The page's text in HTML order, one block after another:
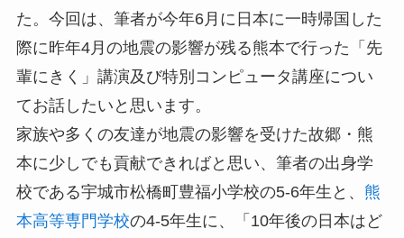
た。今回は、筆者が今年6月に日本に一時帰国した
際に昨年4月の地震の影響が残る熊本で行った「先
輩にきく」講演及び特別コンピュータ講座につい
てお話したいと思います。
家族や多くの友達が地震の影響を受けた故郷・熊
本に少しでも貢献できればと思い、筆者の出身学
校である宇城市松橋町豊福小学校の5-6年生と、 熊
本高等専門学校の4-5年生に、「10年後の日本はど